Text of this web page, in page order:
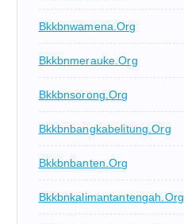
Bkkbnwamena.org
Bkkbnmerauke.org
Bkkbnsorong.org
Bkkbnbangkabelitung.org
Bkkbnbanten.org
Bkkbnkalimantantengah.org